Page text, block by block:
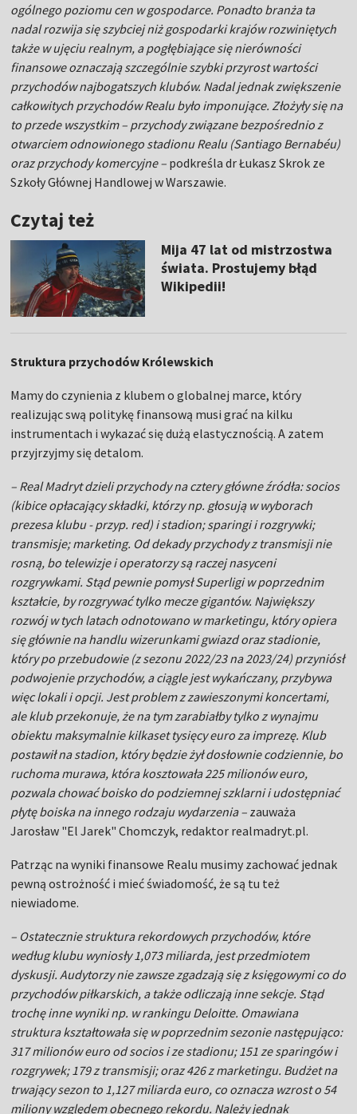
ogólnego poziomu cen w gospodarce. Ponadto branża ta
nadal rozwija się szybciej niż gospodarki krajów rozwiniętych
także w ujęciu realnym, a pogłębiające się nierówności
finansowe oznaczają szczególnie szybki przyrost wartości
przychodów najbogatszych klubów. Nadal jednak zwiększenie
całkowitych przychodów Realu było imponujące. Złożyły się na
to przede wszystkim – przychody związane bezpośrednio z
otwarciem odnowionego stadionu Realu (Santiago Bernabéu)
oraz przychody komercyjne – podkreśla dr Łukasz Skrok ze
Szkoły Głównej Handlowej w Warszawie.
Czytaj też
Mija 47 lat od mistrzostwa
świata. Prostujemy błąd
Wikipedii!
Struktura przychodów Królewskich
Mamy do czynienia z klubem o globalnej marce, który
realizując swą politykę finansową musi grać na kilku
instrumentach i wykazać się dużą elastycznością. A zatem
przyjrzyjmy się detalom.
– Real Madryt dzieli przychody na cztery główne źródła: socios
(kibice opłacający składki, którzy np. głosują w wyborach
prezesa klubu - przyp. red) i stadion; sparingi i rozgrywki;
transmisje; marketing. Od dekady przychody z transmisji nie
rosną, bo telewizje i operatorzy są raczej nasyceni
rozgrywkami. Stąd pewnie pomysł Superligi w poprzednim
kształcie, by rozgrywać tylko mecze gigantów. Największy
rozwój w tych latach odnotowano w marketingu, który opiera
się głównie na handlu wizerunkami gwiazd oraz stadionie,
który po przebudowie (z sezonu 2022/23 na 2023/24) przyniósł
podwojenie przychodów, a ciągle jest wykańczany, przybywa
więc lokali i opcji. Jest problem z zawieszonymi koncertami,
ale klub przekonuje, że na tym zarabiałby tylko z wynajmu
obiektu maksymalnie kilkaset tysięcy euro za imprezę. Klub
postawił na stadion, który będzie żył dosłownie codziennie, bo
ruchoma murawa, która kosztowała 225 milionów euro,
pozwala chować boisko do podziemnej szklarni i udostępniać
płytę boiska na innego rodzaju wydarzenia – zauważa
Jarosław "El Jarek" Chomczyk, redaktor realmadryt.pl.
Patrząc na wyniki finansowe Realu musimy zachować jednak
pewną ostrożność i mieć świadomość, że są tu też
niewiadome.
– Ostatecznie struktura rekordowych przychodów, które
według klubu wyniosły 1,073 miliarda, jest przedmiotem
dyskusji. Audytorzy nie zawsze zgadzają się z księgowymi co do
przychodów piłkarskich, a także odliczają inne sekcje. Stąd
trochę inne wyniki np. w rankingu Deloitte. Omawiana
struktura kształtowała się w poprzednim sezonie następująco:
317 milionów euro od socios i ze stadionu; 151 ze sparingów i
rozgrywek; 179 z transmisji; oraz 426 z marketingu. Budżet na
trwający sezon to 1,127 miliarda euro, co oznacza wzrost o 54
miliony względem obecnego rekordu. Należy jednak